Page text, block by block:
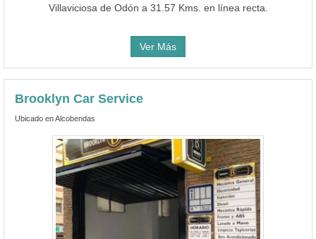
Villaviciosa de Odón a 31.57 Kms. en línea recta.
Ver Más
Brooklyn Car Service
Ubicado en Alcobendas